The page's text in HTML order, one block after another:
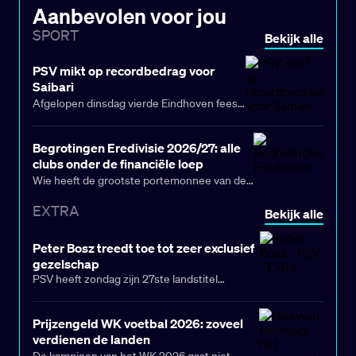
Aanbevolen voor jou
SPORT Bekijk alle
PSV mikt op recordbedrag voor
Saibari
Afgelopen dinsdag vierde Eindhoven feest
FC Volendam was de titel definitief binnen
voor PSV. Toch kijkt technisch directeur
Earnest Stewart alweer vooruit naar het
komende seizoen. De verwachting is dat
name rondom uitblinker Ismael Saibari.
Begrotingen Eredivisie 2026/27: alle
clubs onder de financiële loep
Wie heeft de grootste portemonnee van de
veranderen ieder seizoen en met
avonturen en drie nieuwe gezichten in de
competitie zijn er opvallende verschuivingen
zichtbaar.
EXTRA Bekijk alle
Peter Bosz treedt toe tot zeer exclusief
gezelschap
PSV heeft zondag zijn 27ste landstitel
Feyenoord en Volendam (0-0). Het is de derde
titel op rij in de Eredivisie onder trainer Peter
Bosz, die daarmee de vijfde coach in de
geschiedenis van het Nederlands
Prijzengeld WK voetbal 2026: zoveel
verdienen de landen